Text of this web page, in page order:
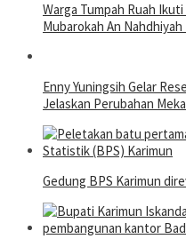
Warga Tumpah Ruah
Mubarokah An
Enny Yuningsih Gelar
Jelaskan Perubahan
Gedung BPS Karimun